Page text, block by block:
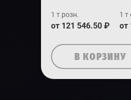
1 т розн.
от 121 546.50 ₽
1 т
от
В КОРЗИНУ